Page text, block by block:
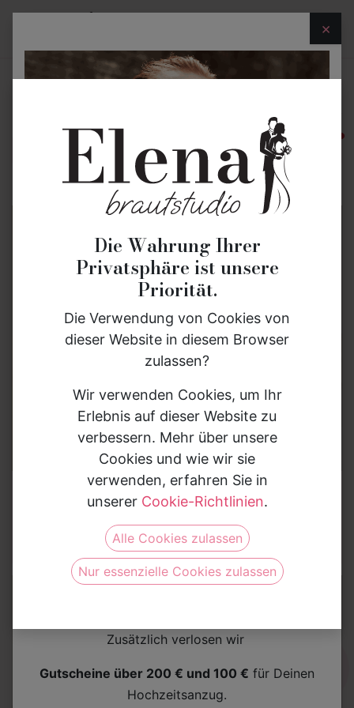
Gewinne Deinen Hochzeitsanzug
Nimm jetzt am Gewinnspiel teil und sichere Dir die
Chance auf einenBräutigam-Anzug im Wert von
Zusätzlich verlosen wir
Gutscheine über 200 € und 100 € für Deinen
Hochzeitsanzug.
×
Brautkleider
Brautkleid
72029
Brautkleider
Brautkleid
72028
Die Wahrung Ihrer
Privatsphäre ist unsere
Priorität.
Die Verwendung von Cookies von
dieser Website in diesem Browser
zulassen?
Wir verwenden Cookies, um Ihr
Erlebnis auf dieser Website zu
verbessern. Mehr über unsere
Cookies und wie wir sie
verwenden, erfahren Sie in
unserer Cookie-Richtlinien.
Alle Cookies zulassen
Nur essenzielle Cookies zulassen